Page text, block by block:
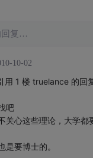
回复…
10-02
用 1 楼 truelance 的回
吧
关心这些理论，大学都
是要博士的。